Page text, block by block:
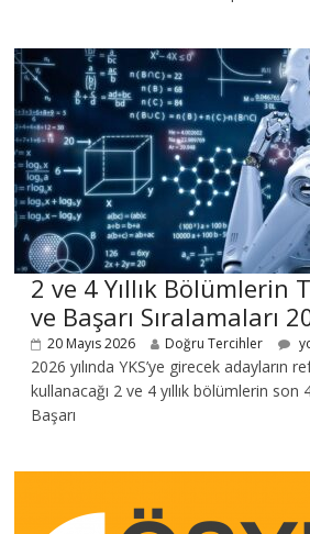
2 ve 4 Yıllık Bölümlerin
ve Başarı Sıralamaları
20 Mayıs 2026 Doğru Tercihler
2026 yılında YKS’ye girecek adayların
kullanacağı 2 ve 4 yıllık bölümlerin son
Başarı